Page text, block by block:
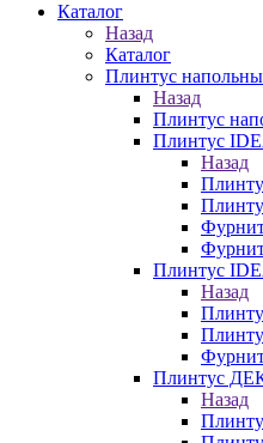
Каталог
Назад
Каталог
Плинтус
Назад
Плинтус
Плинтус
Назад
Плинтус
Назад
Плинтус
Назад